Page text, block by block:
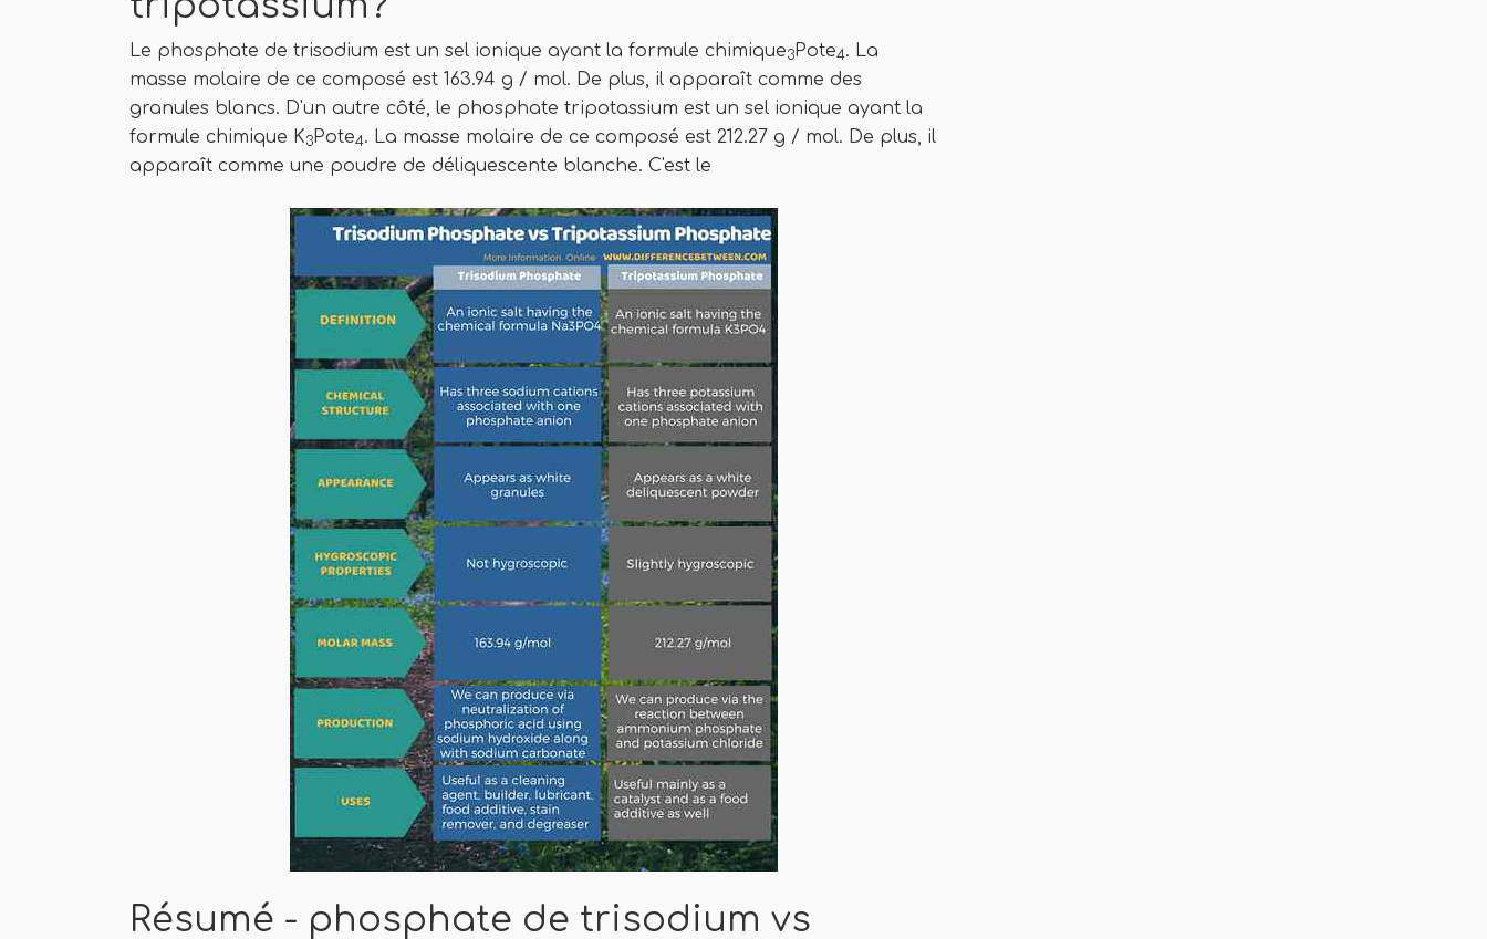
Le phosphate de trisodium est un sel ionique ayant la formule chimique3Pote4. La
masse molaire de ce composé est 163.94 g / mol. De plus, il apparaît comme des
granules blancs. D'un autre côté, le phosphate tripotassium est un sel ionique ayant la
formule chimique K3Pote4. La masse molaire de ce composé est 212.27 g / mol. De plus, il
apparaît comme une poudre de déliquescente blanche. C'est le
Résumé - phosphate de trisodium vs